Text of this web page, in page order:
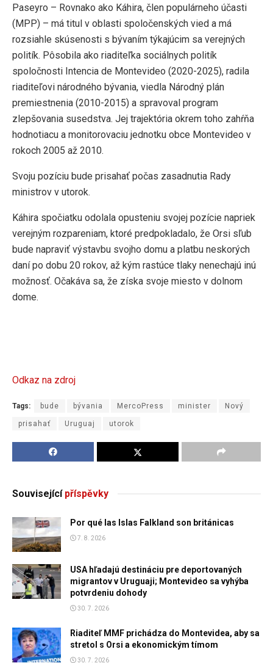
Paseyro – Rovnako ako Káhira, člen populárneho účasti
(MPP) – má titul v oblasti spoločenských vied a má
rozsiahle skúsenosti s bývaním týkajúcim sa verejných
politík. Pôsobila ako riaditeľka sociálnych politík
spoločnosti Intencia de Montevideo (2020-2025), radila
riaditeľovi národného bývania, viedla Národný plán
premiestnenia (2010-2015) a spravoval program
zlepšovania susedstva. Jej trajektória okrem toho zahŕňa
hodnotiacu a monitorovaciu jednotku obce Montevideo v
rokoch 2005 až 2010.
Svoju pozíciu bude prisahať počas zasadnutia Rady
ministrov v utorok.
Káhira spočiatku odolala opusteniu svojej pozície napriek
verejným rozpareniam, ktoré predpokladalo, že Orsi sľub
bude napraviť výstavbu svojho domu a platbu neskorých
daní po dobu 20 rokov, až kým rastúce tlaky nenechajú inú
možnosť. Očakáva sa, že získa svoje miesto v dolnom
dome.
Odkaz na zdroj
Tags: bude bývania MercoPress minister Nový
prisahať Uruguaj utorok
Souvisejícípříspěvky
Por qué las Islas Falkland son británicas
7. 8. 2026
USA hľadajú destináciu pre deportovaných
migrantov v Uruguaji; Montevideo sa vyhýba
potvrdeniu dohody
30. 7. 2026
Riaditeľ MMF prichádza do Montevidea, aby sa
stretol s Orsi a ekonomickým tímom
30. 7. 2026